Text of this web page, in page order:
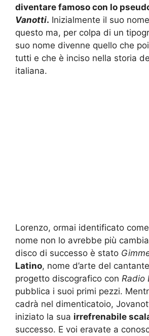
diventare famoso con lo
Vanotti. Inizialmente il suo
questo ma, per colpa di un
suo nome divenne quello che
tutti e che è inciso nella storia
italiana.
Lorenzo, ormai identificato
nome non lo avrebbe più
disco di successo è stato
Latino, nome d’arte del
progetto discografico con Radio
pubblica i suoi primi pezzi.
cadrà nel dimenticatoio,
iniziato la sua irrefrenabile
successo. E voi eravate a